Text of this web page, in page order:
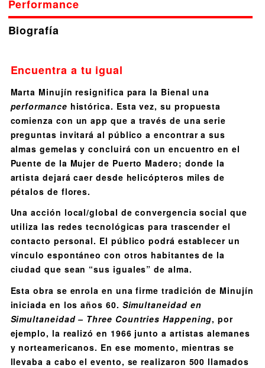
Performance
Biografía
Encuentra a tu igual
Marta Minujín resignifica para la Bienal una
performance histórica. Esta vez, su propuesta
comienza con un app que a través de una serie
preguntas invitará al público a ​encontrar a sus
almas gemelas y concluirá con un encuentro en el
Puente de la Mujer de Puerto Madero; donde la
artista dejará caer desde helicópteros miles de
pétalos de flores.
Una acción local/global de convergencia social que
utiliza las redes tecnológicas para trascender el
contacto personal. El público podrá establecer un
vínculo espontáneo con otros habitantes de la
ciudad que sean “sus iguales” de alma.
Esta obra se enrola en una firme tradición de Minujín
iniciada en los años 60. Simultaneidad en
Simultaneidad – Three Countries Happening, por
ejemplo, la realizó en 1966 junto a artistas alemanes
y norteamericanos. En ese momento, mientras se
llevaba a cabo el evento, se realizaron 500 llamados